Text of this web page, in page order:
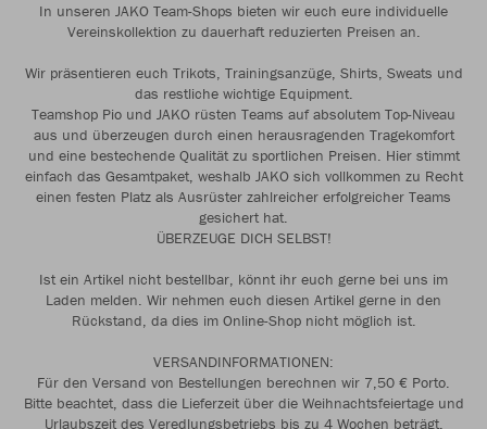
In unseren JAKO Team-Shops bieten wir euch eure individuelle
Vereinskollektion zu dauerhaft reduzierten Preisen an.
Wir präsentieren euch Trikots, Trainingsanzüge, Shirts, Sweats und
das restliche wichtige Equipment.
Teamshop Pio und JAKO rüsten Teams auf absolutem Top-Niveau
aus und überzeugen durch einen herausragenden Tragekomfort
und eine bestechende Qualität zu sportlichen Preisen. Hier stimmt
einfach das Gesamtpaket, weshalb JAKO sich vollkommen zu Recht
einen festen Platz als Ausrüster zahlreicher erfolgreicher Teams
gesichert hat.
ÜBERZEUGE DICH SELBST!
Ist ein Artikel nicht bestellbar, könnt ihr euch gerne bei uns im
Laden melden. Wir nehmen euch diesen Artikel gerne in den
Rückstand, da dies im Online-Shop nicht möglich ist.
VERSANDINFORMATIONEN:
Für den Versand von Bestellungen berechnen wir 7,50 € Porto.
Bitte beachtet, dass die Lieferzeit über die Weihnachtsfeiertage und
Urlaubszeit des Veredlungsbetriebs bis zu 4 Wochen beträgt.